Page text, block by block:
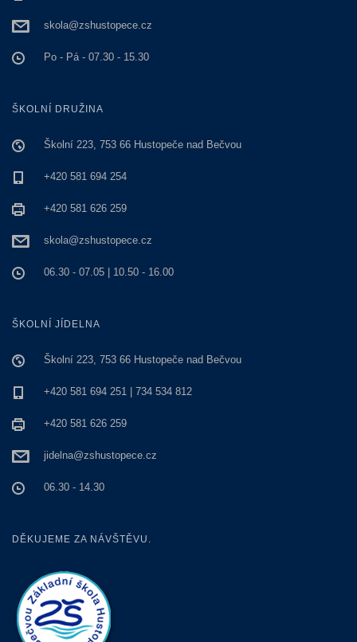
skola@zshustopece.cz
Po - Pá - 07.30 - 15.30
ŠKOLNÍ DRUŽINA
Školní 223, 753 66 Hustopeče nad Bečvou
+420 581 694 254
+420 581 626 259
skola@zshustopece.cz
06.30 - 07.05 | 10.50 - 16.00
ŠKOLNÍ JÍDELNA
Školní 223, 753 66 Hustopeče nad Bečvou
+420 581 694 251 | 734 534 812
+420 581 626 259
jidelna@zshustopece.cz
06.30 - 14.30
DĚKUJEME ZA NÁVŠTĚVU.